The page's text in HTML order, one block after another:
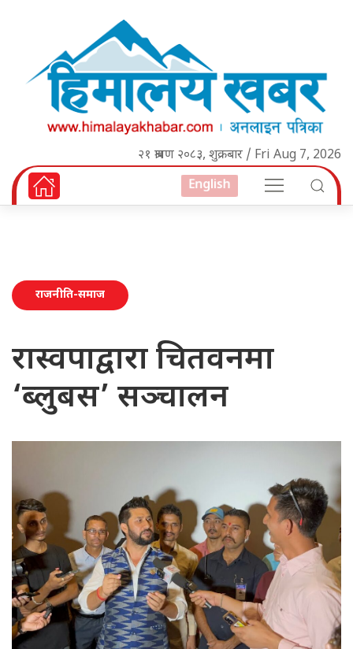
२१ श्रावण २०८३, शुक्रबार / Fri Aug 7, 2026
English
राजनीति-समाज
रास्वपाद्वारा चितवनमा
‘ब्लुबस’ सञ्चालन